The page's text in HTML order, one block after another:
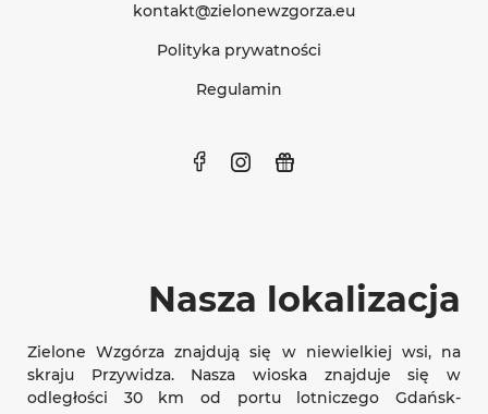
kontakt@zielonewzgorza.eu
Polityka prywatności
Regulamin
Nasza lokalizacja
Zielone Wzgórza znajdują się w niewielkiej wsi, na
skraju Przywidza. Nasza wioska znajduje się w
odległości 30 km od portu lotniczego Gdańsk-